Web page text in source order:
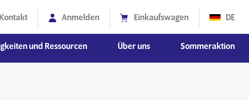
Kontakt Anmelden Einkaufswagen DE
und Ressourcen Über uns Sommeraktion